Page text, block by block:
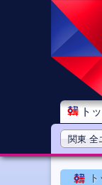
ト
関東 全